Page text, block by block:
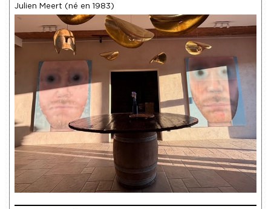
Julien Meert (né en 1983)